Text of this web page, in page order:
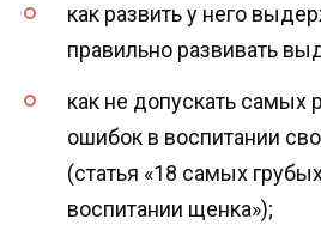
как развить у него
правильно развивать
как не допускать самых
ошибок в воспитании
(статья «18 самых
воспитании щенка»);